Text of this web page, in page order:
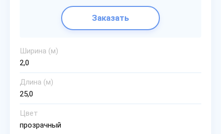
Заказать
Ширина (м)
2,0
Длина (м)
25,0
Цвет
прозрачный